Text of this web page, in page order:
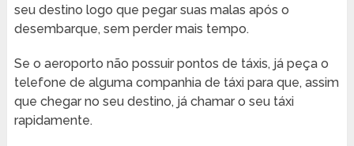
seu destino logo que pegar suas malas após o
desembarque, sem perder mais tempo.
Se o aeroporto não possuir pontos de táxis, já peça o
telefone de alguma companhia de táxi para que, assim
que chegar no seu destino, já chamar o seu táxi
rapidamente.